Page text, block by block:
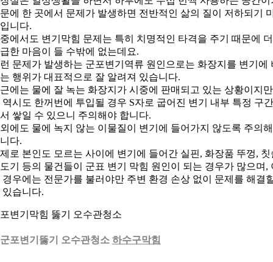
에 한 곳에서 문제가 발생하면 전반적인 삶의 질이 저하되기
니다.
에서도 변기막힘 문제는 특히 치명적인 타격을 주기 때문에
한 마음이 들 수밖에 없는데요.
문제가 발생하는 군포변기역류 원인으로는 화장지를 변기에
행위가 대표적으로 잘 알려져 있습니다.
에는 물에 잘 녹는 화장지가 시중에 판매되고 있는 상황이지만
역시도 한꺼번에 투입될 경우 S자로 굽어진 변기 내부 특정 구간
쌓일 수 있으니 주의해야 합니다.
에도 물에 녹지 않는 이물질이 변기에 들어가지 않도록 주의
다.
로 본인도 모르는 사이에 변기에 들어간 실핀, 화장품 뚜껑, 칫
기 등의 물건들이 군표 변기 막힘 원인이 되는 경우가 많으며,
경우에는 전문가를 불러야만 주변 환경 손상 없이 문제를 해결
있습니다.
변기막힘 뚫기 오수관청소
포변기뚫기 오수관청소 하수구막힘